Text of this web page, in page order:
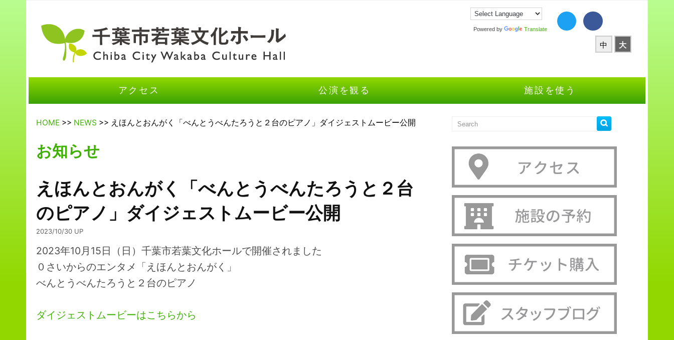
Powered by Translate
中 大
アクセス 公演を観る 施設を使う
HOME >> NEWS >> えほんとおんがく「べんとうべんたろうと２台のピアノ」ダイジェストムービー公開
お知らせ
えほんとおんがく「べんとうべんたろうと２台
のピアノ」ダイジェストムービー公開
2023/10/30 UP
2023年10月15日（日）千葉市若葉文化ホールで開催されました
０さいからのエンタメ「えほんとおんがく」
べんとうべんたろうと２台のピアノ
ダイジェストムービーはこちらから